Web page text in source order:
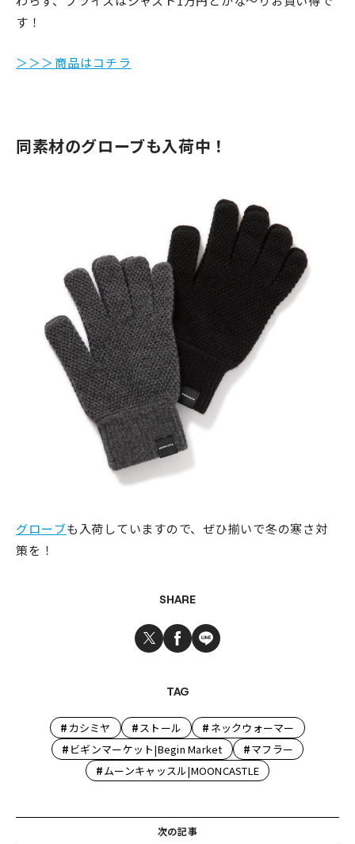
す！
＞＞＞商品はコチラ
同素材のグローブも入荷中！
グローブも入荷していますので、ぜひ揃いで冬の寒さ対
策を！
SHARE
TAG
# カシミヤ # ストール # ネックウォーマー
# ビギンマーケット|Begin Market #マフラー
#ムーンキャッスル|MOONCASTLE
次の記事